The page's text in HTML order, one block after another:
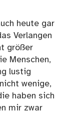
heute gar
Verlangen
größer
Menschen,
lustig
wenige,
haben sich
mir zwar